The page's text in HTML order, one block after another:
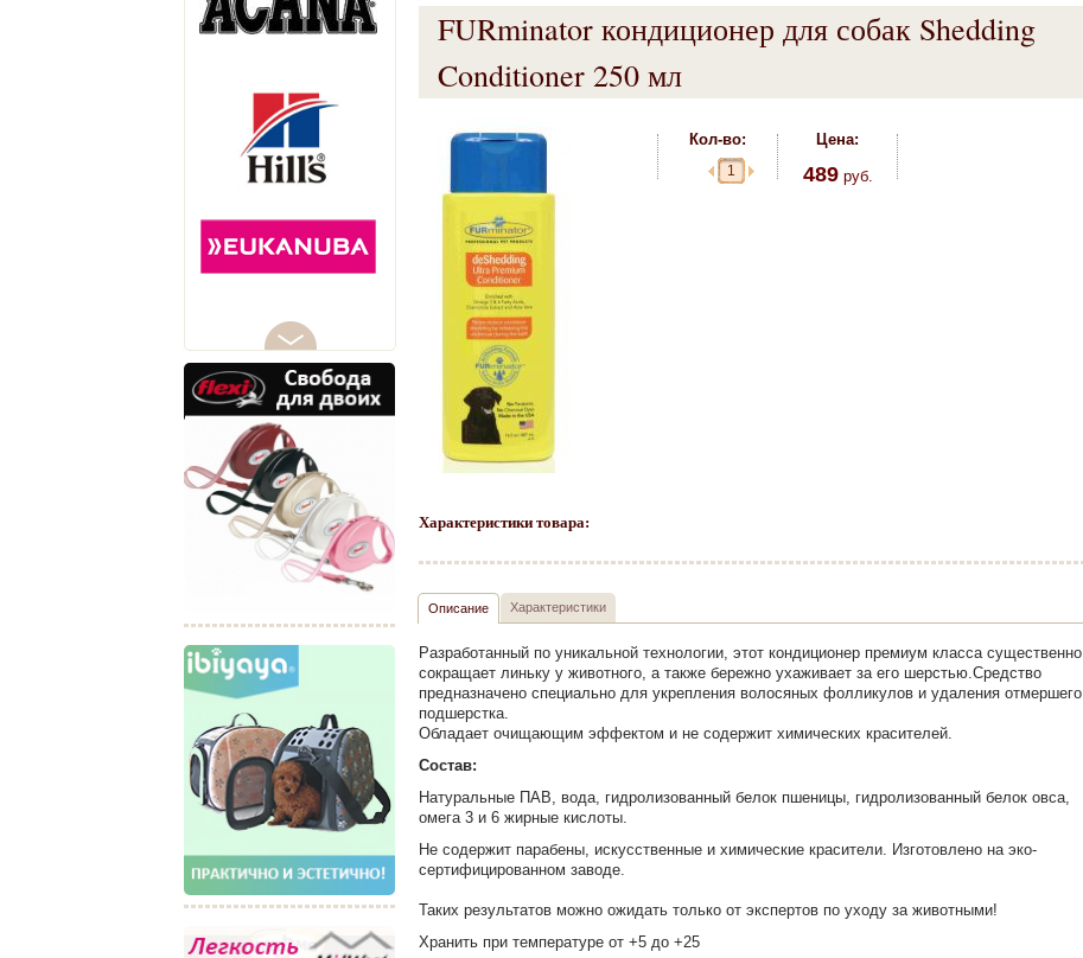
FURminator кондиционер для собак Shedding
Conditioner 250 мл
Кол-во: Цена:
489руб.
Характеристики товара:
Описание Характеристики
Разработанный по уникальной технологии, этот кондиционер премиум класса существенно
сокращает линьку у животного, а также бережно ухаживает за его шерстью.Средство
предназначено специально для укрепления волосяных фолликулов и удаления отмершего
подшерстка.
Обладает очищающим эффектом и не содержит химических красителей.
Состав:
Натуральные ПАВ, вода, гидролизованный белок пшеницы, гидролизованный белок овса,
омега 3 и 6 жирные кислоты.
Не содержит парабены, искусственные и химические красители. Изготовлено на эко-
сертифицированном заводе.
Таких результатов можно ожидать только от экспертов по уходу за животными!
Хранить при температуре от +5 до +25